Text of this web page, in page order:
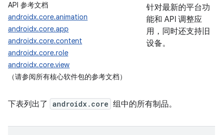
API 参考文档
androidx.core.animation
androidx.core.app
androidx.core.content
androidx.core.role
androidx.core.view
（请参阅所有核心软件包的参考文档）
针对最新的平台功
能和 API 调整应
用，同时还支持旧
设备。
下表列出了 androidx.core 组中的所有制品。